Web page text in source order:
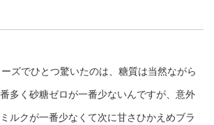
ーズでひとつ驚いたのは、糖質は当然ながら
多く砂糖ゼロが一番少ないんですが、意外
ルクが一番少なくて次に甘さひかえめブラ